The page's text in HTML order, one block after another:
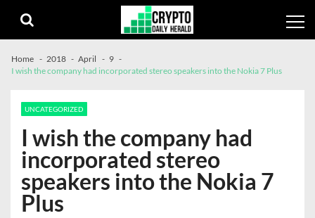
navigation
content
Home 2018 April
9
I wish the company had incorporated stereo speakers into the Nokia 7 Plus
UNCATEGORIZED
I wish the company had
incorporated stereo
speakers into the Nokia 7
Plus